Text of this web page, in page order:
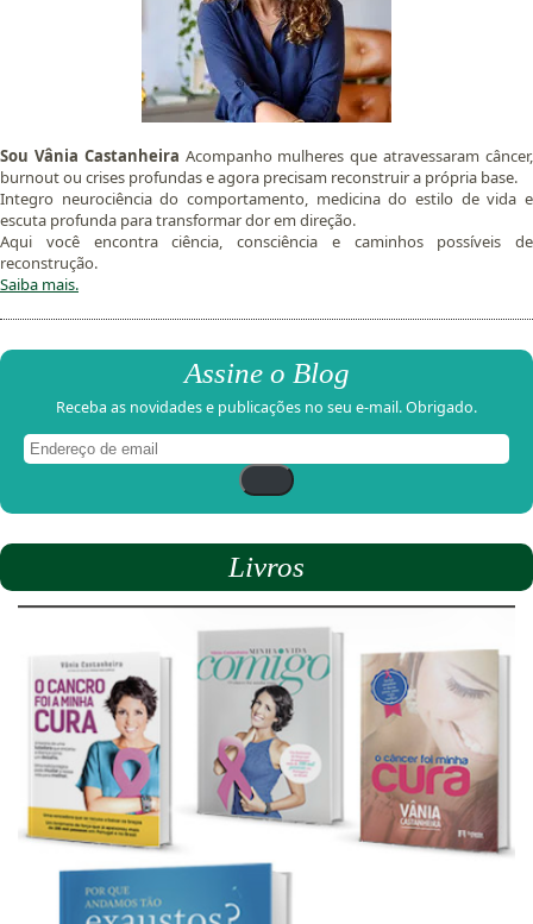
Sou Vânia Castanheira Acompanho mulheres que atravessaram câncer,
burnout ou crises profundas e agora precisam reconstruir a própria base.
Integro neurociência do comportamento, medicina do estilo de vida e
escuta profunda para transformar dor em direção.
Aqui você encontra ciência, consciência e caminhos possíveis de
reconstrução.
Saiba mais.
Assine o Blog
Receba as novidades e publicações no seu e-mail. Obrigado.
de
email
Livros